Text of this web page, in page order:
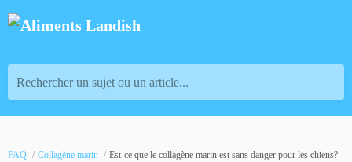
Rechercher un sujet ou un article...
FAQ Collagène marin Est-ce que le collagène marin est sans danger pour les chiens?